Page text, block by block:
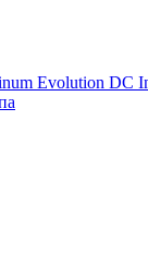
Evolution DC